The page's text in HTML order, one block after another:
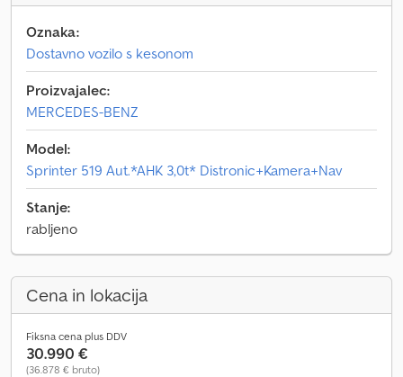
Oznaka:
Dostavno vozilo s kesonom
Proizvajalec:
MERCEDES-BENZ
Model:
Sprinter 519 Aut.*AHK 3,0t* Distronic+Kamera+Nav
Stanje:
rabljeno
Cena in lokacija
Fiksna cena plus DDV
30.990 €
(36.878 € bruto)